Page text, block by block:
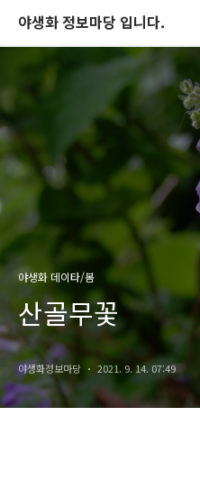
야생화 정보마당 입니다.
야생화 데이타/봄
산골무꽃
야생화정보마당 2021. 9. 14. 07:49